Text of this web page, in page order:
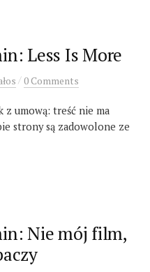
Less Is More
/0 Comments
z umową: treść nie ma
strony są zadowolone ze
Nie mój film,